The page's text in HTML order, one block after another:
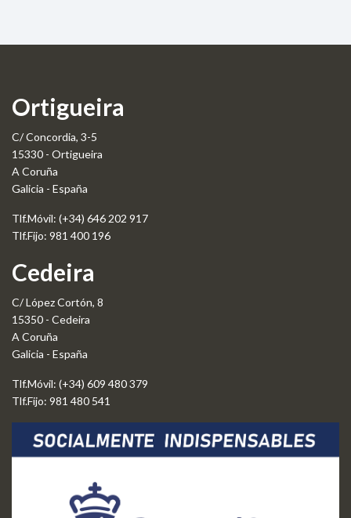
Ortigueira
C/ Concordia, 3-5
15330 - Ortigueira
A Coruña
Galicia - España
Tlf.Móvil: (+34) 646 202 917
Tlf.Fijo: 981 400 196
Cedeira
C/ López Cortón, 8
15350 - Cedeira
A Coruña
Galicia - España
Tlf.Móvil: (+34) 609 480 379
Tlf.Fijo: 981 480 541